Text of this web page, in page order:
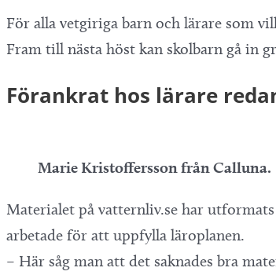
För alla vetgiriga barn och lärare som
Fram till nästa höst kan skolbarn gå in
Förankrat hos lärare
Marie Kristoffersson från Calluna.
Materialet på vatternliv.se har
arbetade för att uppfylla läroplanen.
– Här såg man att det saknades bra